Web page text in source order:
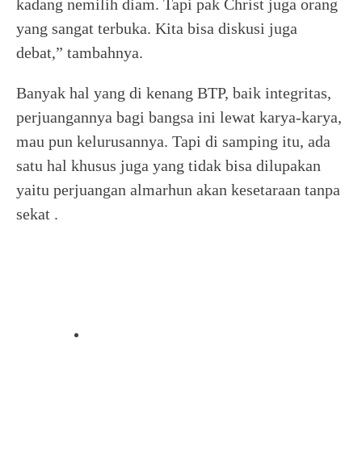
kadang nemilih diam. Tapi pak Christ juga orang
yang sangat terbuka. Kita bisa diskusi juga
debat,” tambahnya.
Banyak hal yang di kenang BTP, baik integritas,
perjuangannya bagi bangsa ini lewat karya-karya,
mau pun kelurusannya. Tapi di samping itu, ada
satu hal khusus juga yang tidak bisa dilupakan
yaitu perjuangan almarhun akan kesetaraan tanpa
sekat .